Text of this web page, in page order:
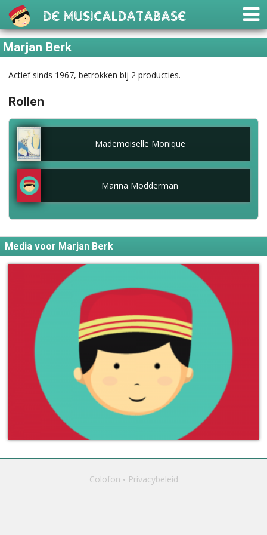
De Musicaldatabase
Marjan Berk
Actief sinds 1967, betrokken bij 2 producties.
Rollen
Mademoiselle Monique
Marina Modderman
Media voor Marjan Berk
Colofon Privacybeleid